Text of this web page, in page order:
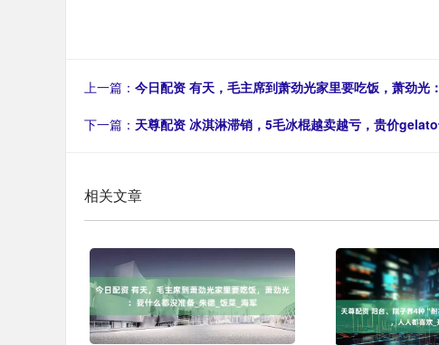
上一篇： 今日配资 有天，毛主席到萧劲光家里要吃饭，萧劲光
下一篇： 天尊配资 冰淇淋滞销，5毛冰棍越卖越亏，贵价
相关文章